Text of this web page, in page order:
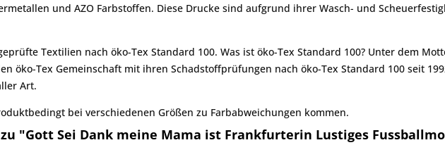
und AZO Farbstoffen. Diese Drucke sind aufgrund ihrer Wasch- und
Textilien nach öko-Tex Standard 100. Was ist öko-Tex Standard 100? Unter dem
öko-Tex Gemeinschaft mit ihren Schadstoffprüfungen nach öko-Tex Standard 100 seit
Art.
bei verschiedenen Größen zu Farbabweichungen kommen.
"Gott Sei Dank meine Mama ist Frankfurterin Lustiges